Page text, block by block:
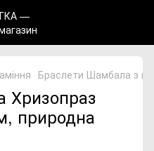
Браслети Шамбала з
Хризопраз
природна